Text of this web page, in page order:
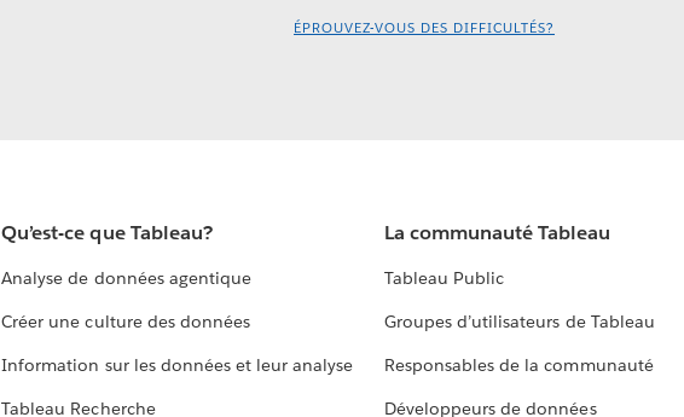
ÉPROUVEZ-VOUS DES DIFFICULTÉS?
Qu’est-ce que Tableau?
Analyse de données agentique
Créer une culture des données
Information sur les données et leur analyse
Tableau Recherche
La communauté Tableau
Tableau Public
Groupes d’utilisateurs de Tableau
Responsables de la communauté
Développeurs de données